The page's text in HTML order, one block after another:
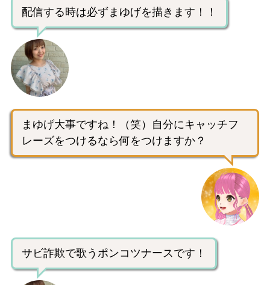
配信する時は必ずまゆげを描きます！！
まゆげ大事ですね！（笑）自分にキャッチフ
レーズをつけるなら何をつけますか？
サビ詐欺で歌うポンコツナースです！